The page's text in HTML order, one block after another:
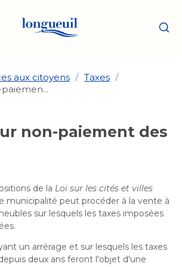
Logo
Ville
vers
et urbanisme
social
social
proximité
socioécologique
à Longueuil
et
aux citoyens / Taxes /
non-paiement des
de la Loi sur les cités et villes
municipalité peut procéder à la vente à
sur lesquels les taxes imposées
un arrérage et sur lesquels les taxes
deux ans feront l'objet d'une